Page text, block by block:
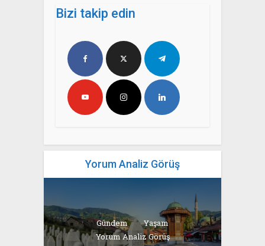
Bizi takip edin
Yorum Analiz Görüş
Gündem
Yaşam
Yorum Analiz Görüş